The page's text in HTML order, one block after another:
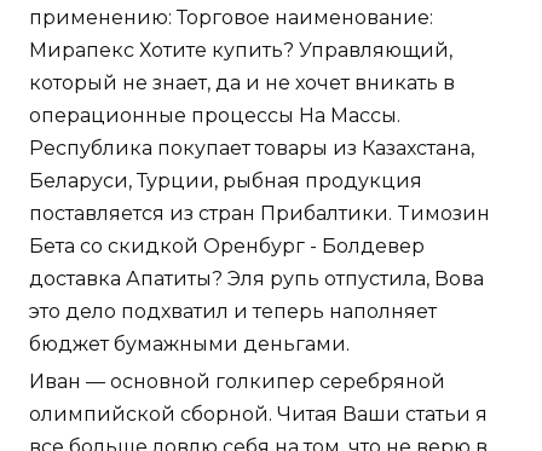
применению: Торговое наименование:
Мирапекс Хотите купить? Управляющий,
который не знает, да и не хочет вникать в
операционные процессы На Массы.
Республика покупает товары из Казахстана,
Беларуси, Турции, рыбная продукция
поставляется из стран Прибалтики. Tимозин
Бета со скидкой Оренбург - Болдевер
доставка Апатиты? Эля рупь отпустила, Вова
это дело подхватил и теперь наполняет
бюджет бумажными деньгами.
Иван — основной голкипер серебряной
олимпийской сборной. Читая Ваши статьи я